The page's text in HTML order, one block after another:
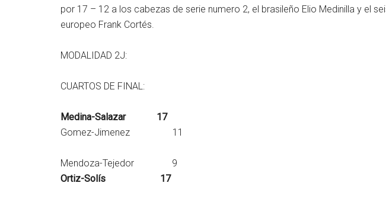
por 17 – 12 a los cabezas de serie numero 2, el brasileño Elio Medinilla y el
europeo Frank Cortés.
MODALIDAD 2J:
CUARTOS DE FINAL:
Medina-Salazar 17
Gomez-Jimenez 11
Mendoza-Tejedor 9
Ortiz-Solís 17